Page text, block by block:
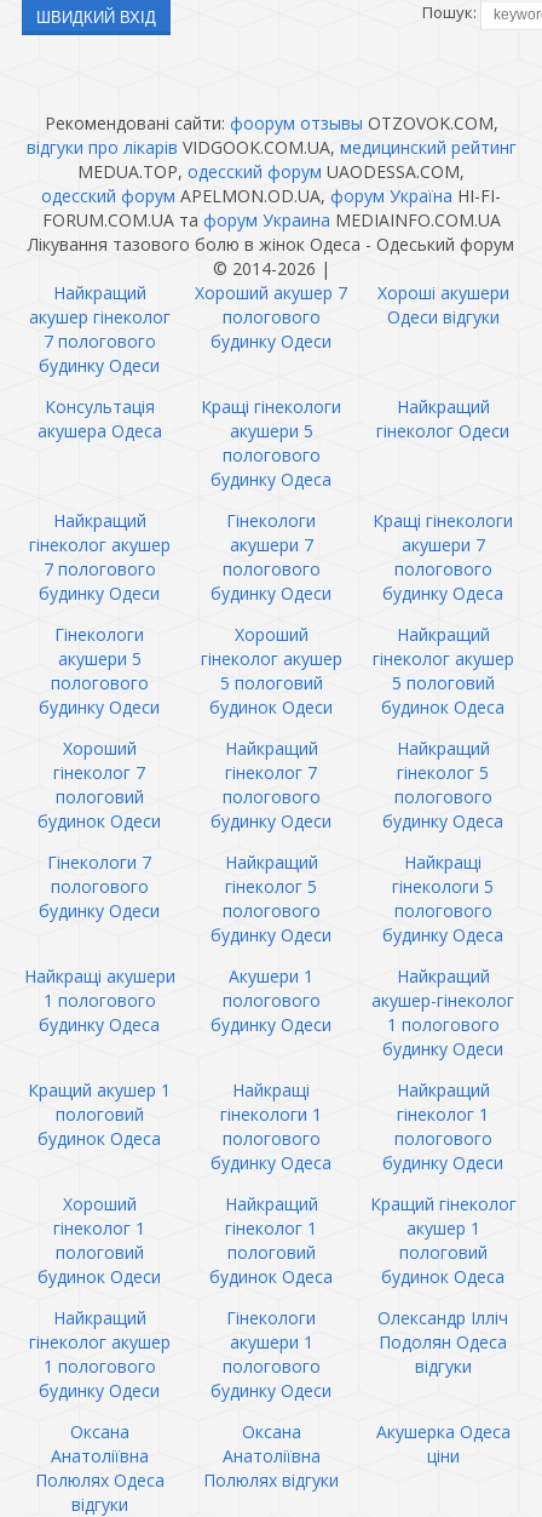
Пошук:
Рекомендовані сайти: фоорум отзывы OTZOVOK.COM,
відгуки про лікарів VIDGOOK.COM.UA, медицинский рейтинг
MEDUA.TOP, одесский форум UAODESSA.COM,
одесский форум APELMON.OD.UA, форум Україна HI-FI-
FORUM.COM.UA та форум Украина MEDIAINFO.COM.UA
Лікування тазового болю в жінок Одеса - Одеський форум
© 2014-2026 |
Найкращий
акушер гінеколог
7 пологового
будинку Одеси
Хороший акушер 7
пологового
будинку Одеси
Хороші акушери
Одеси відгуки
Консультація
акушера Одеса
Кращі гінекологи
акушери 5
пологового
будинку Одеса
Найкращий
гінеколог Одеси
Найкращий
гінеколог акушер
7 пологового
будинку Одеси
Гінекологи
акушери 7
пологового
будинку Одеси
Кращі гінекологи
акушери 7
пологового
будинку Одеса
Гінекологи
акушери 5
пологового
будинку Одеси
Хороший
гінеколог акушер
5 пологовий
будинок Одеси
Найкращий
гінеколог акушер
5 пологовий
будинок Одеса
Хороший
гінеколог 7
пологовий
будинок Одеси
Найкращий
гінеколог 7
пологового
будинку Одеси
Найкращий
гінеколог 5
пологового
будинку Одеса
Гінекологи 7
пологового
будинку Одеси
Найкращий
гінеколог 5
пологового
будинку Одеси
Найкращі
гінекологи 5
пологового
будинку Одеса
Найкращі акушери
1 пологового
будинку Одеса
Акушери 1
пологового
будинку Одеси
Найкращий
акушер-гінеколог
1 пологового
будинку Одеси
Кращий акушер 1
пологовий
будинок Одеса
Найкращі
гінекологи 1
пологового
будинку Одеса
Найкращий
гінеколог 1
пологового
будинку Одеси
Хороший
гінеколог 1
пологовий
будинок Одеси
Найкращий
гінеколог 1
пологовий
будинок Одеса
Кращий гінеколог
акушер 1
пологовий
будинок Одеса
Найкращий
гінеколог акушер
1 пологового
будинку Одеси
Гінекологи
акушери 1
пологового
будинку Одеси
Олександр Ілліч
Подолян Одеса
відгуки
Оксана
Анатоліївна
Полюлях Одеса
відгуки
Оксана
Анатоліївна
Полюлях відгуки
Акушерка Одеса
ціни